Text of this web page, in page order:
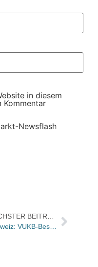
in diesem
Kommentar
Newsflash
NÄCHSTER BEITRAG
Schweiz: VUKB-Bestenliste vom September